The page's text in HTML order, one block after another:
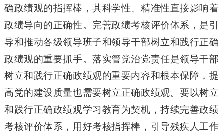
确政绩观的指挥棒，其科学性、精准性直接影响着
政绩导向的正确性。完善政绩考核评价体系，是引
导和推动各级领导班子和领导干部树立和践行正确
政绩观的重要抓手。落实管党治党责任是领导干部
树立和践行正确政绩观的重要内容和根本保障，提
高党的建设质量也需要树立正确政绩观。要以树立
和践行正确政绩观学习教育为契机，持续完善政绩
考核评价体系，用好考核指挥棒，引导残疾人工作